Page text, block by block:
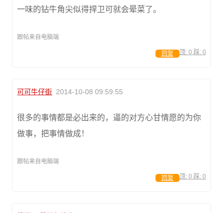
一味的钻牛角尖似得捍卫可就会晕菜了。
跟帖来自电脑端
顶: 0 踩: 0
回复
可可牛仔街 2014-10-08 09:59:55
很多的事情都是必出来的，逼的对方心甘情愿的为你
做事，把事情做成！
跟帖来自电脑端
顶: 0 踩: 0
回复